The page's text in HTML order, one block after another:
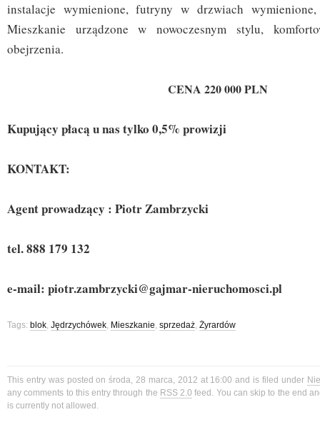
instalacje wymienione, futryny w drzwiach wymienione,
Mieszkanie urządzone w nowoczesnym stylu,
obejrzenia.
CENA 220 000 PLN
Kupujący płacą u nas tylko 0,5% prowizji
KONTAKT:
Agent prowadzący : Piotr Zambrzycki
tel. 888 179 132
e-mail: piotr.zambrzycki@gajmar-nieruchomosci.pl
Tags: blok, Jędrzychówek, Mieszkanie, sprzedaż, Żyrardów
This entry was posted on środa, 28 marca, 2012 at 16:00 and is filed under
any comments to this entry through the RSS 2.0 feed. You can skip to the end
is currently not allowed.